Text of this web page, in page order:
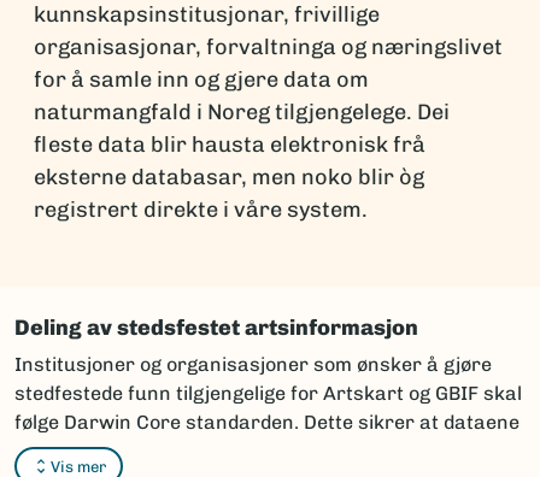
kunnskapsinstitusjonar, frivillige
organisasjonar, forvaltninga og næringslivet
for å samle inn og gjere data om
naturmangfald i Noreg tilgjengelege. Dei
fleste data blir hausta elektronisk frå
eksterne databasar, men noko blir òg
registrert direkte i våre system.
Deling av stedsfestet artsinformasjon
Vis mer
Institusjoner og organisasjoner som ønsker å gjøre
stedfestede funn tilgjengelige for Artskart og GBIF skal
følge Darwin Core standarden. Dette sikrer at dataene
kan integreres og vises korrekt i karttjenestene.